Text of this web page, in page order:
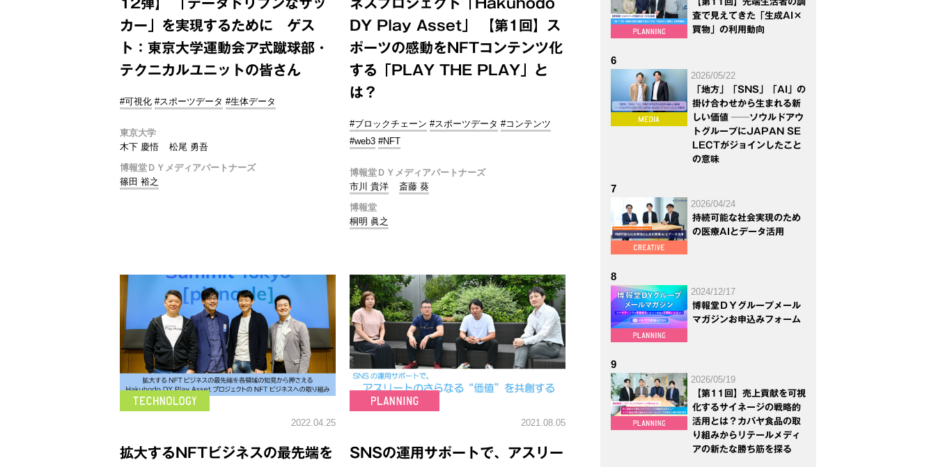
12弾】 「データドリブンなサッ
カー」を実現するために ゲス
ト：東京大学運動会ア式蹴球部・
テクニカルユニットの皆さん
#可視化 #スポーツデータ #生体データ
東京大学
木下 慶悟
松尾 勇吾
博報堂ＤＹメディアパートナーズ
篠田 裕之
ネスプロジェクト「Hakuhodo
DY Play Asset」 【第1回】ス
ポーツの感動をNFTコンテンツ化
する「PLAY THE PLAY」と
は？
#ブロックチェーン #スポーツデータ #コンテンツ
#web3 #NFT
博報堂ＤＹメディアパートナーズ
市川 貴洋
斎藤 葵
博報堂
桐明 眞之
2022.04.25
拡大するNFTビジネスの最先端を
2021.08.05
SNSの運用サポートで、アスリー
査で見えてきた「生成AI×
買物」の利用動向
6
2026/05/22
「地方」「SNS」「AI」の
掛け合わせから生まれる新
しい価値 ──ソウルドアウ
トグループにJAPAN SE
LECTがジョインしたこと
の意味
7
2026/04/24
持続可能な社会実現のため
の医療AIとデータ活用
8
2024/12/17
博報堂ＤＹグループメール
マガジンお申込みフォーム
9
2026/05/19
【第11回】売上貢献を可視
化するサイネージの戦略的
活用とは？カバヤ食品の取
り組みからリテールメディ
アの新たな勝ち筋を探る